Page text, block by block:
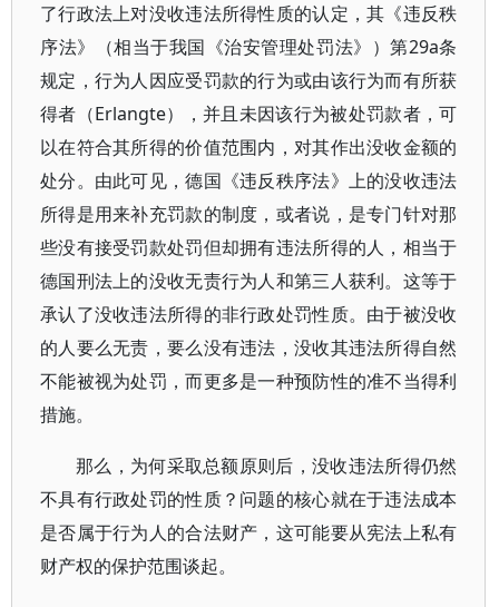
了行政法上对没收违法所得性质的认定，其《违反秩
序法》（相当于我国《治安管理处罚法》）第29a条
规定，行为人因应受罚款的行为或由该行为而有所获
得者（Erlangte），并且未因该行为被处罚款者，可
以在符合其所得的价值范围内，对其作出没收金额的
处分。由此可见，德国《违反秩序法》上的没收违法
所得是用来补充罚款的制度，或者说，是专门针对那
些没有接受罚款处罚但却拥有违法所得的人，相当于
德国刑法上的没收无责行为人和第三人获利。这等于
承认了没收违法所得的非行政处罚性质。由于被没收
的人要么无责，要么没有违法，没收其违法所得自然
不能被视为处罚，而更多是一种预防性的准不当得利
措施。
那么，为何采取总额原则后，没收违法所得仍然
不具有行政处罚的性质？问题的核心就在于违法成本
是否属于行为人的合法财产，这可能要从宪法上私有
财产权的保护范围谈起。